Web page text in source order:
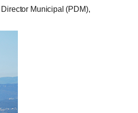
Municipal (PDM),